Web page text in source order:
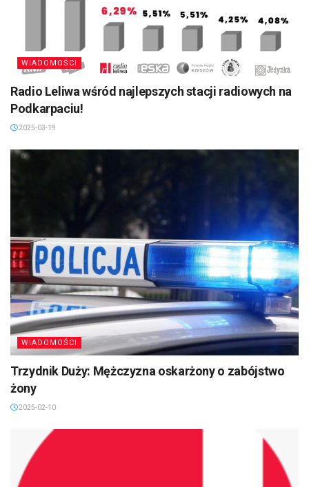
WIADOMOŚCI
Radio Leliwa wśród najlepszych stacji radiowych na
Podkarpaciu!
2025-03-19
WIADOMOŚCI
Trzydnik Duży: Mężczyzna oskarżony o zabójstwo
żony
2025-02-10